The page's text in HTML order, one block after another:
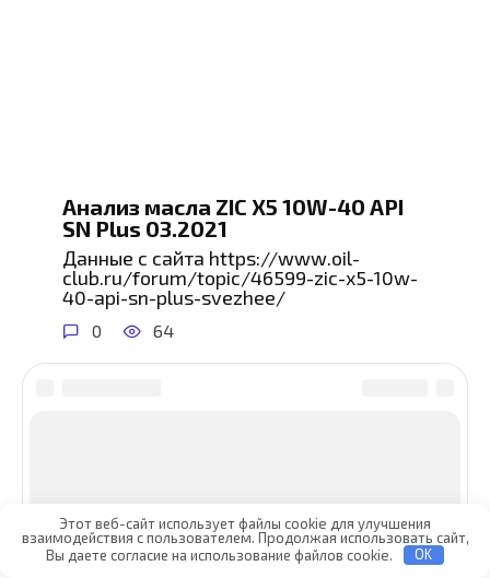
Анализ масла ZIC X5 10W-40 API
SN Plus 03.2021
Данные с сайта https://www.oil-
club.ru/forum/topic/46599-zic-x5-10w-
40-api-sn-plus-svezhee/
0 64
Этот веб-сайт использует файлы cookie для улучшения
взаимодействия с пользователем. Продолжая использовать сайт,
Вы даете согласие на использование файлов cookie.
OK